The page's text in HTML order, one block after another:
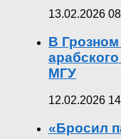
13.02.2026
В
МГУ
12.02.2026
«Бросил